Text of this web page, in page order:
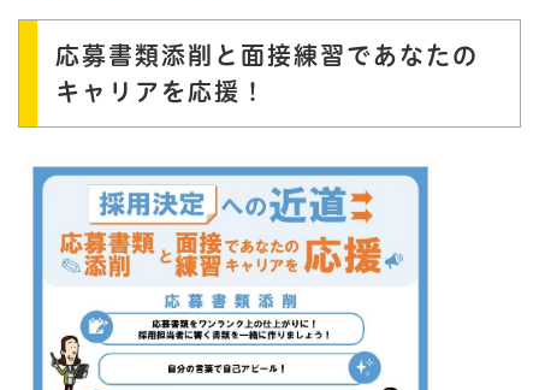
応募書類添削と面接練習であなたの
キャリアを応援！